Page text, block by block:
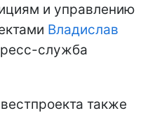
и управлению
Владислав
служба
также